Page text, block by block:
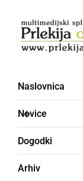
Naslovnica
Novice
Dogodki
Arhiv